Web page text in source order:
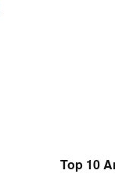
Top 10